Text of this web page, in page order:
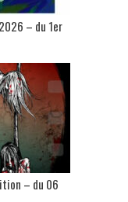
– du 1er
– du 06